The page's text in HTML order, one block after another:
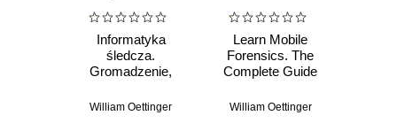
Informatyka
śledcza.
Gromadzenie,
zabezpieczanie
William Oettinger
Learn Mobile
Forensics. The
Complete Guide
Courtroom
William Oettinger